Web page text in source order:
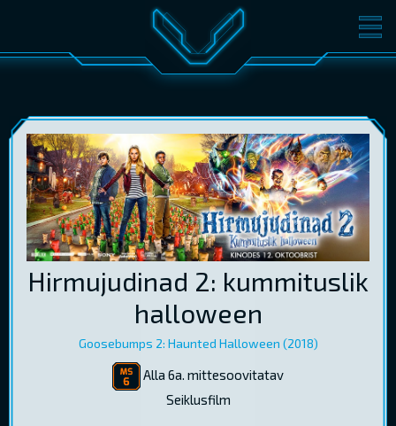
FILMID PILETID
KONVERENTS V-KLUBI
KINKEKAARDID
EST ENG LOGI SISSE
Hirmujudinad 2: kummituslik
halloween
Goosebumps 2: Haunted Halloween (2018)
Alla 6a. mittesoovitatav
Seiklusfilm